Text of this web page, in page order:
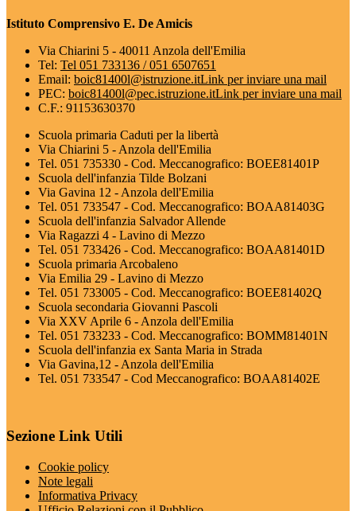
Istituto Comprensivo E. De Amicis
Via Chiarini 5 - 40011 Anzola dell'Emilia
Tel: Tel 051 733136 / 051 6507651
Email: boic81400l@istruzione.itLink per inviare una mail
PEC: boic81400l@pec.istruzione.itLink per inviare una mail
C.F.: 91153630370
Scuola primaria Caduti per la libertà
Via Chiarini 5 - Anzola dell'Emilia
Tel. 051 735330 - Cod. Meccanografico: BOEE81401P
Scuola dell'infanzia Tilde Bolzani
Via Gavina 12 - Anzola dell'Emilia
Tel. 051 733547 - Cod. Meccanografico: BOAA81403G
Scuola dell'infanzia Salvador Allende
Via Ragazzi 4 - Lavino di Mezzo
Tel. 051 733426 - Cod. Meccanografico: BOAA81401D
Scuola primaria Arcobaleno
Via Emilia 29 - Lavino di Mezzo
Tel. 051 733005 - Cod. Meccanografico: BOEE81402Q
Scuola secondaria Giovanni Pascoli
Via XXV Aprile 6 - Anzola dell'Emilia
Tel. 051 733233 - Cod. Meccanografico: BOMM81401N
Scuola dell'infanzia ex Santa Maria in Strada
Via Gavina,12 - Anzola dell'Emilia
Tel. 051 733547 - Cod Meccanografico: BOAA81402E
Sezione Link Utili
Cookie policy
Note legali
Informativa Privacy